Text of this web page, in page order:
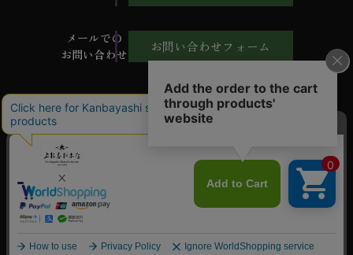
メールでの
お問い合わせ
お問い合わせフォーム
ご利用ガイドよくあるご質問 お問い合わせ
会社概要
ご利用規約